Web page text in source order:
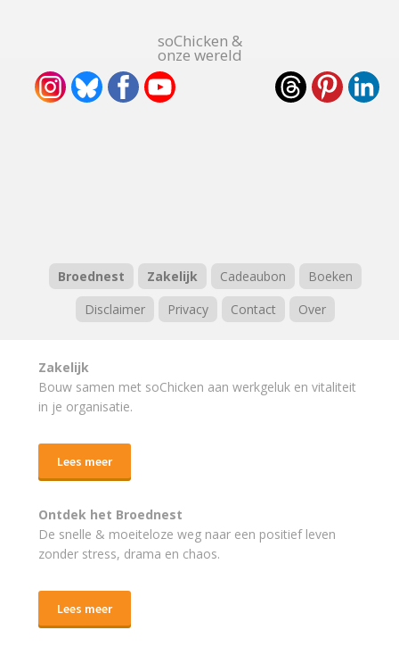
soChicken &
onze wereld
Broednest Zakelijk Cadeaubon
Boeken
Disclaimer
Privacy Contact Over
Zakelijk
Bouw samen met soChicken aan werkgeluk en vitaliteit
in je organisatie.
Lees meer
Ontdek het Broednest
De snelle & moeiteloze weg naar een positief leven
zonder stress, drama en chaos.
Lees meer